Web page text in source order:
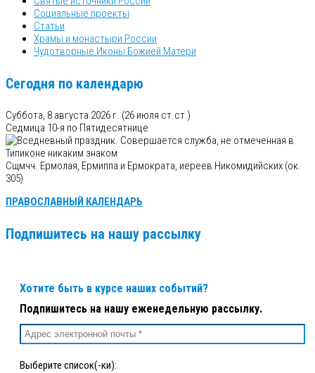
Социальные проекты
Статьи
Храмы и монастыри России
Чудотворные Иконы Божией Матери
Сегодня по календарю
Суббота, 8 августа 2026 г. (26 июля ст.ст.)
Седмица 10-я по Пятидесятнице
Сщмчч. Ермолая, Ермиппа и Ермократа, иереев Никомидийских (ок.
305)
ПРАВОСЛАВНЫЙ КАЛЕНДАРЬ
Подпишитесь на нашу рассылку
Хотите быть в курсе наших событий?
Подпишитесь на нашу еженедельную рассылку.
Выберите список(-ки):